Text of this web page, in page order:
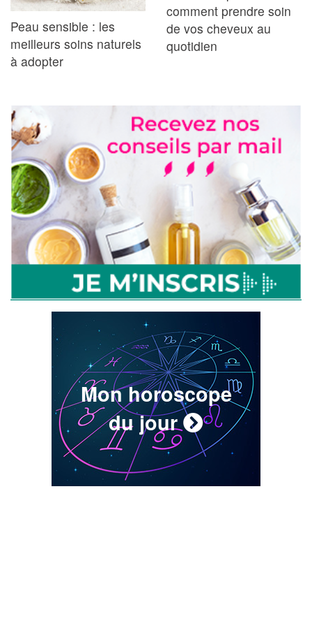
Peau sensible : les
meilleurs soins naturels
à adopter
comment prendre soin
de vos cheveux au
quotidien
Mon horoscope
du jour